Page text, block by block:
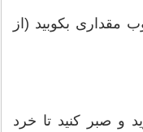
بکوبید (از
و صبر کنید تا خرد